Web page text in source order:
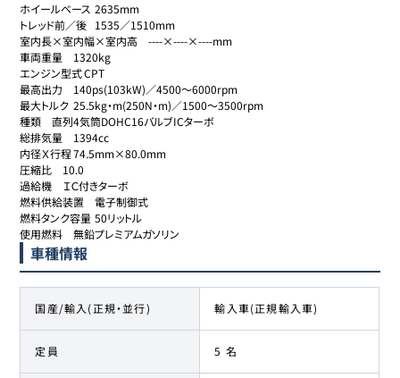
ホイールベース	2635mm
トレッド前／後	1535／1510mm
室内長×室内幅×室内高	----×----×----mm
車両重量	1320kg
エンジン型式	CPT
最高出力	140ps(103kW)／4500～6000rpm
最大トルク	25.5kg・m(250N・m)／1500～3500rpm
種類	直列4気筒DOHC16バルブICターボ
総排気量	1394cc
内径Ｘ行程	74.5mm×80.0mm
圧縮比	10.0
過給機	ＩＣ付きターボ
燃料供給装置	電子制御式
燃料タンク容量	50リットル
使用燃料	無鉛プレミアムガソリン
車種情報
国産/輸入(正規・並行) 輸入車(正規輸入車)
定員 5 名